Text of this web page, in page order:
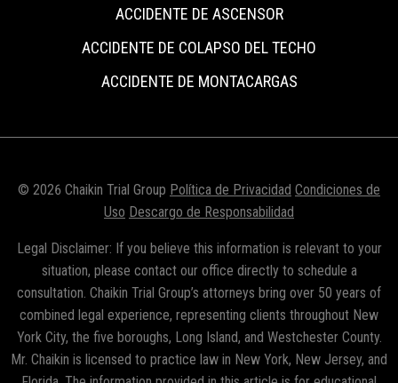
ACCIDENTE DE ASCENSOR
ACCIDENTE DE COLAPSO DEL TECHO
ACCIDENTE DE MONTACARGAS
© 2026 Chaikin Trial Group Política de Privacidad Condiciones de
Uso Descargo de Responsabilidad
Legal Disclaimer: If you believe this information is relevant to your
situation, please contact our office directly to schedule a
consultation. Chaikin Trial Group’s attorneys bring over 50 years of
combined legal experience, representing clients throughout New
York City, the five boroughs, Long Island, and Westchester County.
Mr. Chaikin is licensed to practice law in New York, New Jersey, and